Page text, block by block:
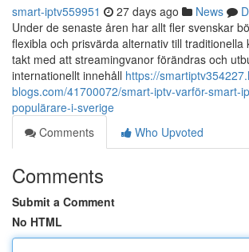
smart-iptv559951 27 days ago News
Under de senaste åren har allt fler svenskar
flexibla och prisvärda alternativ till traditionella
takt med att streamingvanor förändras och
internationellt innehåll https://
blogs.com/41700072/smart-iptv-varför-smart-
populärare-i-sverige
Comments
Who Upvoted
Comments
Submit a Comment
No HTML